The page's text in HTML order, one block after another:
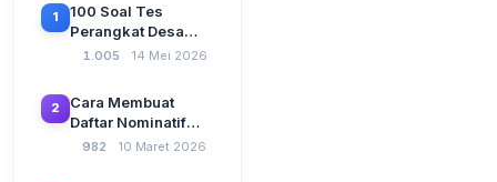
1
100 Soal Tes
Perangkat Desa
Terbaru 2026
CAT Berbasis UU
Desa No. 3 Tahun
2024
1.005 14 Mei 2026
2
Cara Membuat
Daftar Nominatif
Siltap di Aplikasi
982 10 Maret 2026